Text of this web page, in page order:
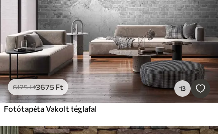
6125Ft3675 Ft 13
Fotótapéta Vakolt téglafal